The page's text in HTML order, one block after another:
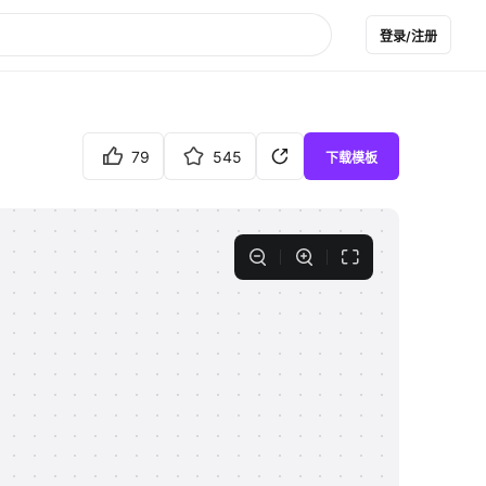
登录/注册
79 545 下载模板